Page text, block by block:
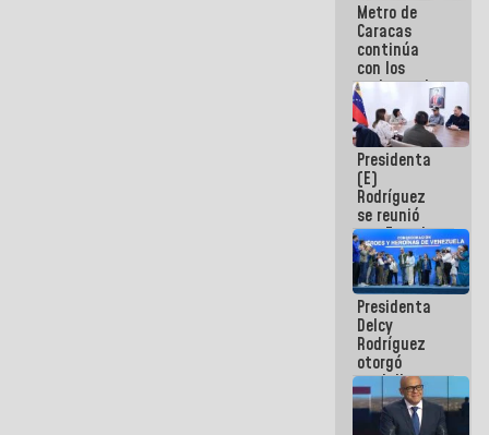
Metro de
Caracas
continúa
con los
trabajos de
mantenimiento
e inspección
en la Línea 2
Presidenta
(E)
Rodríguez
se reunió
con Estado
Mayor
Eléctrico
para
abordar
planes de
acción
Presidenta
Delcy
Rodríguez
otorgó
medalla
"Héroe de
Venezuela"